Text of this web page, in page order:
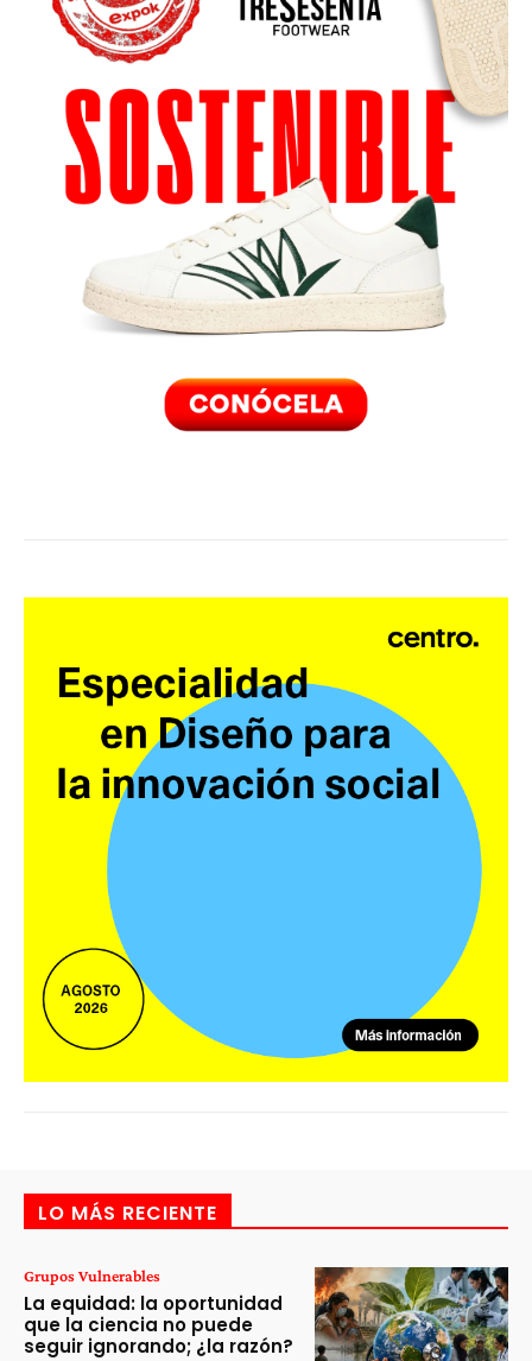
LO MÁS RECIENTE
Grupos Vulnerables
La equidad: la oportunidad
que la ciencia no puede
seguir ignorando; ¿la razón?